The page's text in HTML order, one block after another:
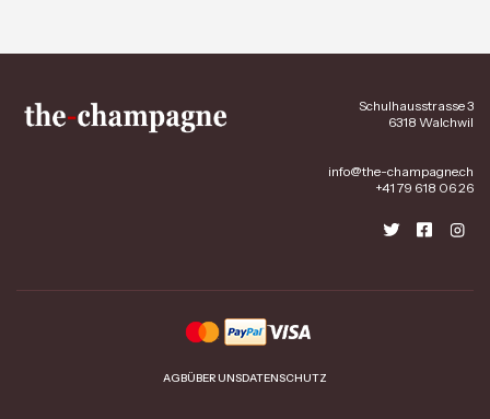
Schulhausstrasse 3
6318 Walchwil
info@the-champagne.ch
+41 79 618 06 26
AGBÜBER UNSDATENSCHUTZ